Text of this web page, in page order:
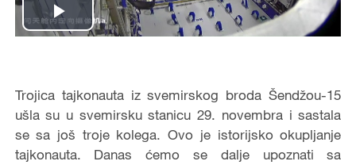
Play
Trojica tajkonauta iz svemirskog broda Šendžou-15
ušla su u svemirsku stanicu 29. novembra i sastala
se sa još troje kolega. Ovo je istorijsko okupljanje
tajkonauta. Danas ćemo se dalje upoznati sa